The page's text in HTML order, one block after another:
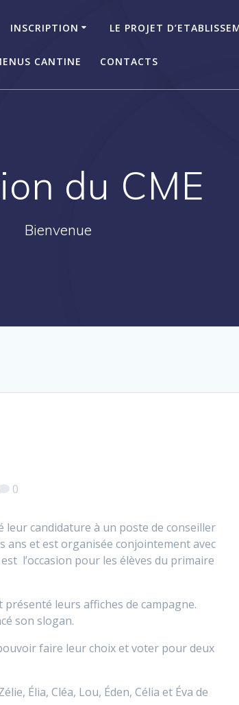
INSCRIPTION LE PROJET
CANTINE CONTACTS
du CME
Bienvenue
0
leur candidature à un poste de conseiller
ans et est organisée conjointement avec
l’occasion pour les élèves du primaire
leurs affiches de campagne.
son slogan.
faire leur choix et voter pour deux
Élia, Cléa, Lou, Éden, Célia et Éva de